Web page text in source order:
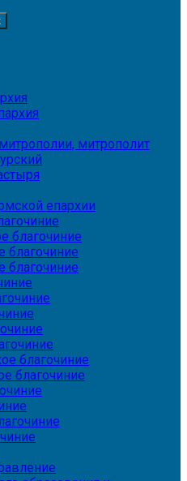
митрополит
епархии
благочиние
благочиние
благочиние
благочиние
благочиние